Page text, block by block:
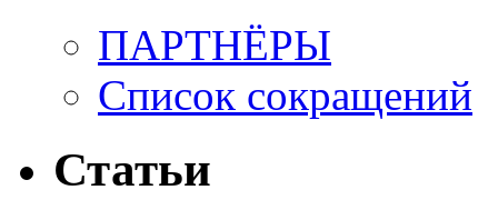
ПАРТНЁРЫ
Список сокращений
Статьи